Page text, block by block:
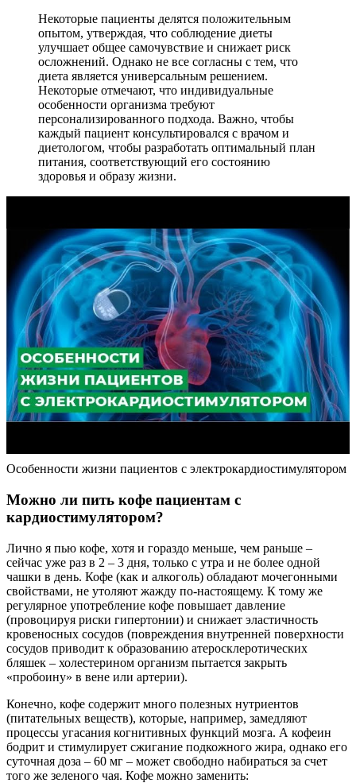
Некоторые пациенты делятся положительным
опытом, утверждая, что соблюдение диеты
улучшает общее самочувствие и снижает риск
осложнений. Однако не все согласны с тем, что
диета является универсальным решением.
Некоторые отмечают, что индивидуальные
особенности организма требуют
персонализированного подхода. Важно, чтобы
каждый пациент консультировался с врачом и
диетологом, чтобы разработать оптимальный план
питания, соответствующий его состоянию
здоровья и образу жизни.
Особенности жизни пациентов с электрокардиостимулятором
Можно ли пить кофе пациентам с
кардиостимулятором?
Лично я пью кофе, хотя и гораздо меньше, чем раньше –
сейчас уже раз в 2 – 3 дня, только с утра и не более одной
чашки в день. Кофе (как и алкоголь) обладают мочегонными
свойствами, не утоляют жажду по-настоящему. К тому же
регулярное употребление кофе повышает давление
(провоцируя риски гипертонии) и снижает эластичность
кровеносных сосудов (повреждения внутренней поверхности
сосудов приводит к образованию атеросклеротических
бляшек – холестерином организм пытается закрыть
«пробоину» в вене или артерии).
Конечно, кофе содержит много полезных нутриентов
(питательных веществ), которые, например, замедляют
процессы угасания когнитивных функций мозга. А кофеин
бодрит и стимулирует сжигание подкожного жира, однако его
суточная доза – 60 мг – может свободно набираться за счет
того же зеленого чая. Кофе можно заменить: